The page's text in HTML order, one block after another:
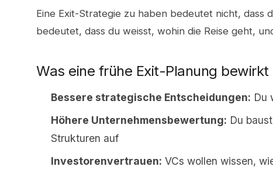
Eine Exit-Strategie zu haben bedeutet nicht, dass
bedeutet, dass du weisst, wohin die Reise geht,
Was eine frühe Exit-Planung bewirkt
Bessere strategische Entscheidungen: Du
Höhere Unternehmensbewertung: Du
Strukturen auf
Investorenvertrauen: VCs wollen wissen,